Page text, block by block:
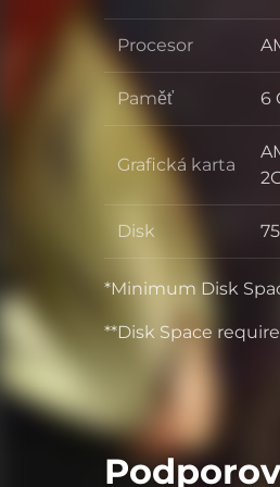
Procesor
Paměť 6
Grafická karta
Disk
*Minimum Disk
**Disk Space